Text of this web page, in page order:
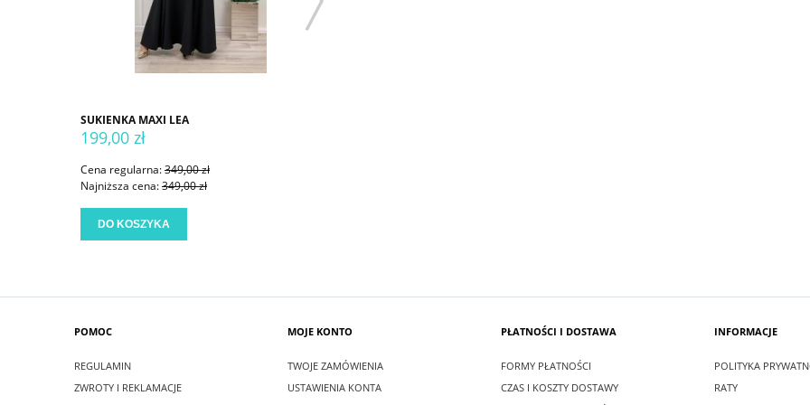
SUKIENKA MAXI LEA
199,00 zł
Cena regularna:349,00 zł
Najniższa cena:349,00 zł
DO KOSZYKA
POMOC
REGULAMIN
ZWROTY I REKLAMACJE
MOJE KONTO
TWOJE ZAMÓWIENIA
USTAWIENIA KONTA
PŁATNOŚCI I DOSTAWA
FORMY PŁATNOŚCI
CZAS I KOSZTY DOSTAWY
INFORMACJE
POLITYKA
RATY